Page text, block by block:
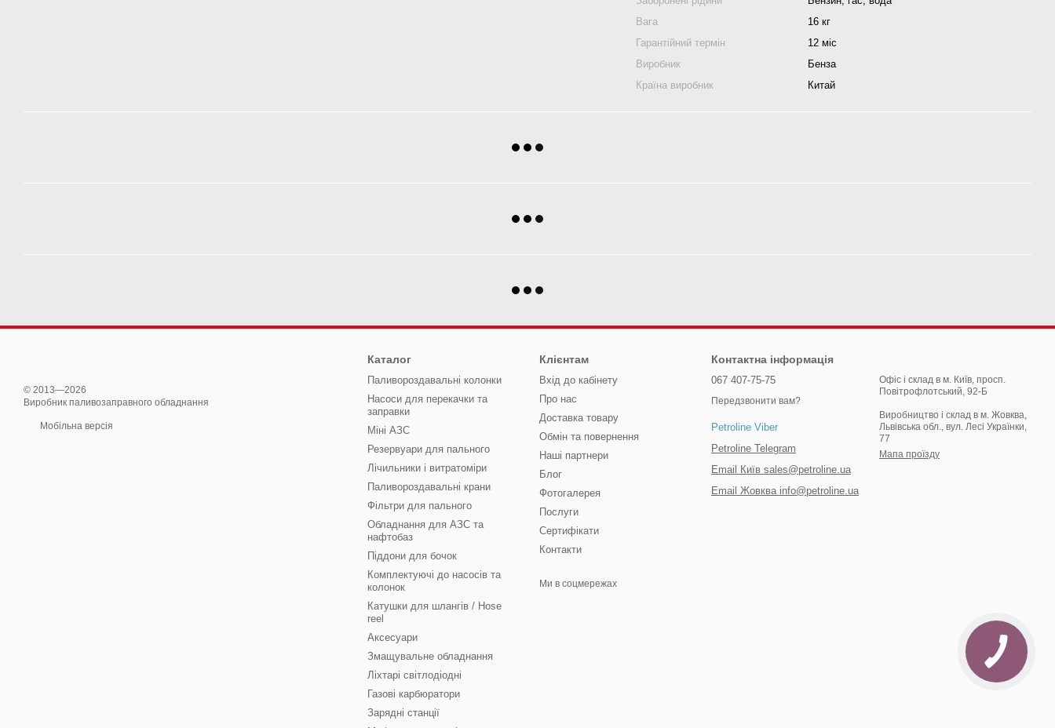
Вага
16 кг
Гарантійний термін
12 міс
Виробник
Бенза
Країна виробник
Китай
© 2013—2026
Виробник паливозаправного обладнання
Мобільна версія
Каталог
Паливороздавальні колонки
Насоси для перекачки та
заправки
Міні АЗС
Резервуари для пального
Лічильники і витратоміри
Паливороздавальні крани
Фільтри для пального
Обладнання для АЗС та
нафтобаз
Піддони для бочок
Комплектуючі до насосів та
колонок
Катушки для шлангів / Hose
reel
Аксесуари
Змащувальне обладнання
Ліхтарі світлодіодні
Газові карбюратори
Зарядні станції
Клієнтам
Вхід до кабінету
Про нас
Доставка товару
Обмін та повернення
Наші партнери
Блог
Фотогалерея
Послуги
Сертифікати
Контакти
Ми в соцмережах
Контактна інформація
067 407-75-75
Передзвонити вам?
Petroline Viber
Petroline Telegram
Email Київ sales@petroline.ua
Email Жовква info@petroline.ua
Офіс і склад в м. Київ, просп.
Повітрофлотський, 92-Б
Виробництво і склад в м. Жовква,
Львівська обл., вул. Лесі Українки,
77
Мапа проїзду